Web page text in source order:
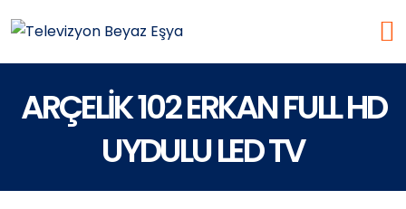
ARÇELİK 102 ERKAN FULL HD
UYDULU LED TV